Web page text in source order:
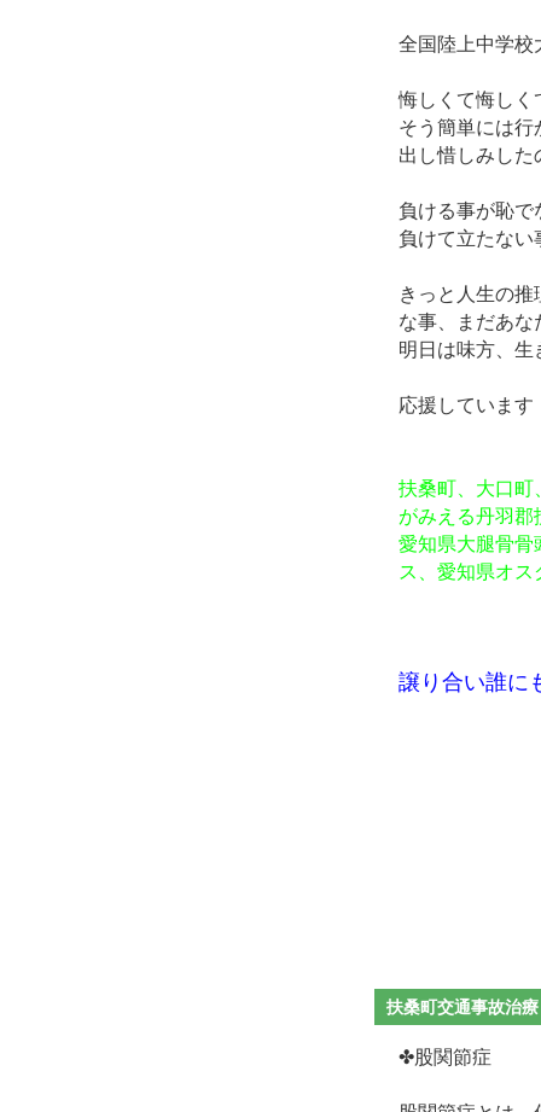
全国陸上中学校
悔しくて悔しく
そう簡単には行
出し惜しみした
負ける事が恥で
負けて立たない
きっと人生の推
な事、まだあな
明日は味方、生
応援しています
扶桑町、大口町
がみえる丹羽郡
愛知県大腿骨骨
ス、愛知県オ
譲り合い誰に
扶桑町交通事故治療
✤股関節症